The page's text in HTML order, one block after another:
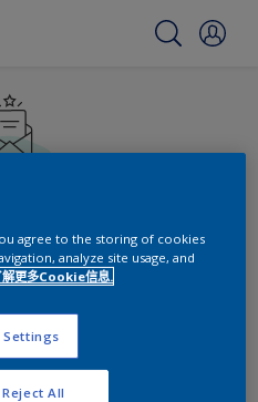
每月通讯》
掘更多色彩设计灵感！
agree to the storing of cookies
analyze site usage, and
解更多Cookie信息.
Settings
Reject All